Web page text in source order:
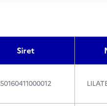
Siret
50160411000012